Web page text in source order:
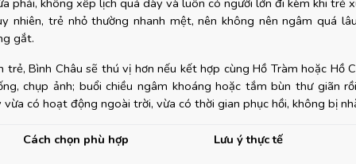
nhiên, trẻ nhỏ thường nhanh mệt, nên không nên ngâm quá
gắt.
trẻ, Bình Châu sẽ thú vị hơn nếu kết hợp cùng Hồ Tràm hoặc Hồ
chụp ảnh; buổi chiều ngâm khoáng hoặc tắm bùn thư giãn
vừa có hoạt động ngoài trời, vừa có thời gian phục hồi, không bị
Cách chọn phù hợp Lưu ý thực tế